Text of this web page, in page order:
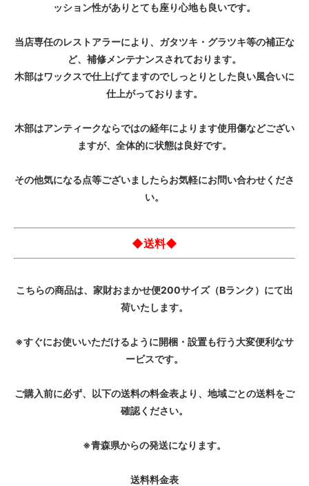
ッション性がありとても座り心地も良いです。
当店専任のレストアラーにより、ガタツキ・グラツキ等の補正な
ど、補修メンテナンスされております。
木部はワックスで仕上げてますのでしっとりとした良い風合いに
仕上がっております。
木部はアンティークならではの経年によります使用傷などござい
ますが、全体的に状態は良好です。
その他気になる点等ございましたらお気軽にお問い合わせくださ
い。
◆送料◆
こちらの商品は、家財おまかせ便200サイズ（Bランク）にて出
荷いたします。
※すぐにお使いいただけるように開梱・設置も行う大変便利なサ
ービスです。
ご購入前に必ず、以下の送料の料金表より、地域ごとの送料をご
確認ください。
※青森県からの発送になります。
送料料金表